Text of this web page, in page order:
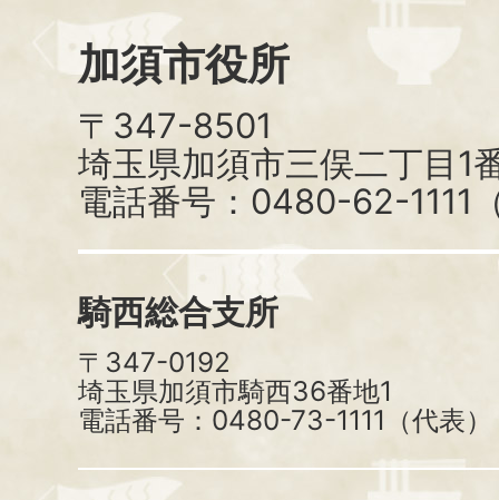
加須市役所
〒347-8501
埼玉県加須市三俣二丁目1
電話番号：0480-62-1111
騎西総合支所
〒347-0192
埼玉県加須市騎西36番地1
電話番号：0480-73-1111（代表）